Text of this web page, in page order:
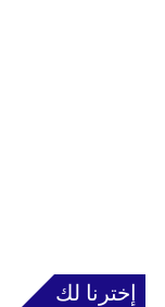
إخترنا لك